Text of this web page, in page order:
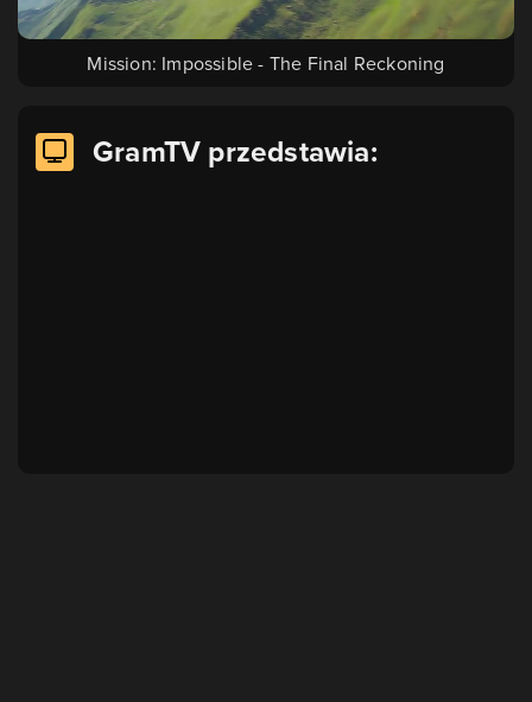
Mission: Impossible - The Final Reckoning
GramTV przedstawia: